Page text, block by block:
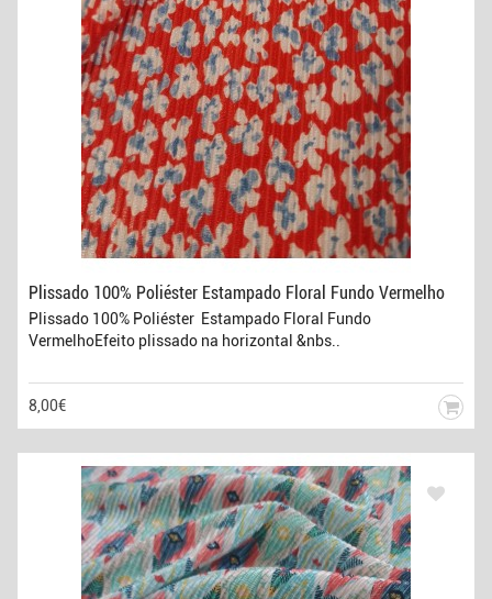
Plissado 100% Poliéster Estampado Floral Fundo Vermelho
Plissado 100% Poliéster Estampado Floral Fundo
VermelhoEfeito plissado na horizontal &nbs..
8,00€